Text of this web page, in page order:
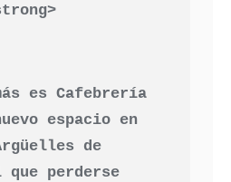
es Cafebrería
espacio en
de
que perderse